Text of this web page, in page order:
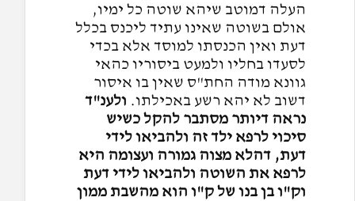
העלה דמוטב שיהא שוטה כל ימיו,
אולם בשוטה שאינו עתיד ליכנס בכלל
דעת ואין הכנסתו למוסד אלא בכדי
לסעדו בחליו ולמעט ביסוריו כהאי
גוונא מודה החת"ס שאין בו איסור
דשוב לא יהא רשע באכילתו. ולענ"ד
נראה דיותר מסתבר להקל כשיש
סיכוי לרפא ילד זה ולהביאו לידי
דעת, דהלא מצוה גמורה ועצומה היא
לרפא את השוטה ולהביאו לידי דעת
וק"ו בן בנו של ק"ו הוא מהשבת ממון